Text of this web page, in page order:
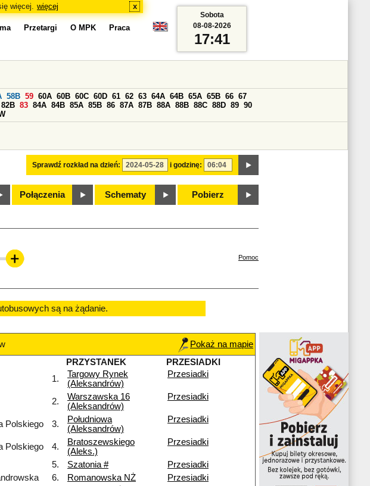
więcej. więcej x
Przetargi O MPK Praca
Sprawdź rozkład na dzień: i godzinę:
58B 59 60A 60B 60C 60D 61 62 63 64A 64B 65A 65B 66 67
82B 83 84A 84B 85A 85B 86 87A 87B 88A 88B 88C 88D 89 90
Połączenia Schematy Pobierz
Sobota
08-08-2026
17:41
Pomoc
są na żądanie.
Pokaż na mapie
PRZYSTANEK
PRZESIADKI
1.
Targowy Rynek
(Aleksandrów)
Przesiadki
2.
Warszawska 16
(Aleksandrów)
Przesiadki
Polskiego 3.
Południowa
(Aleksandrów)
Przesiadki
Polskiego 4.
Bratoszewskiego
(Aleks.)
Przesiadki
5. Szatonia #
Przesiadki
6. Romanowska NŻ
Przesiadki